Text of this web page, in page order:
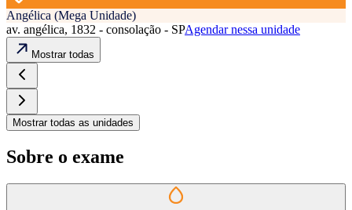
Angélica (Mega Unidade)
av. angélica, 1832 - consolação - SPAgendar nessa unidade
Mostrar todas
Mostrar todas as unidades
Sobre o exame